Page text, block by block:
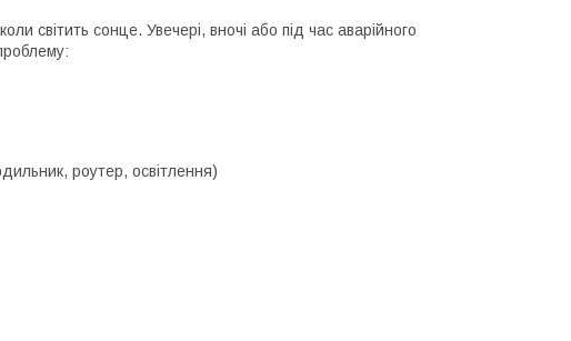
світить сонце. Увечері, вночі або під час аварійного
роутер, освітлення)